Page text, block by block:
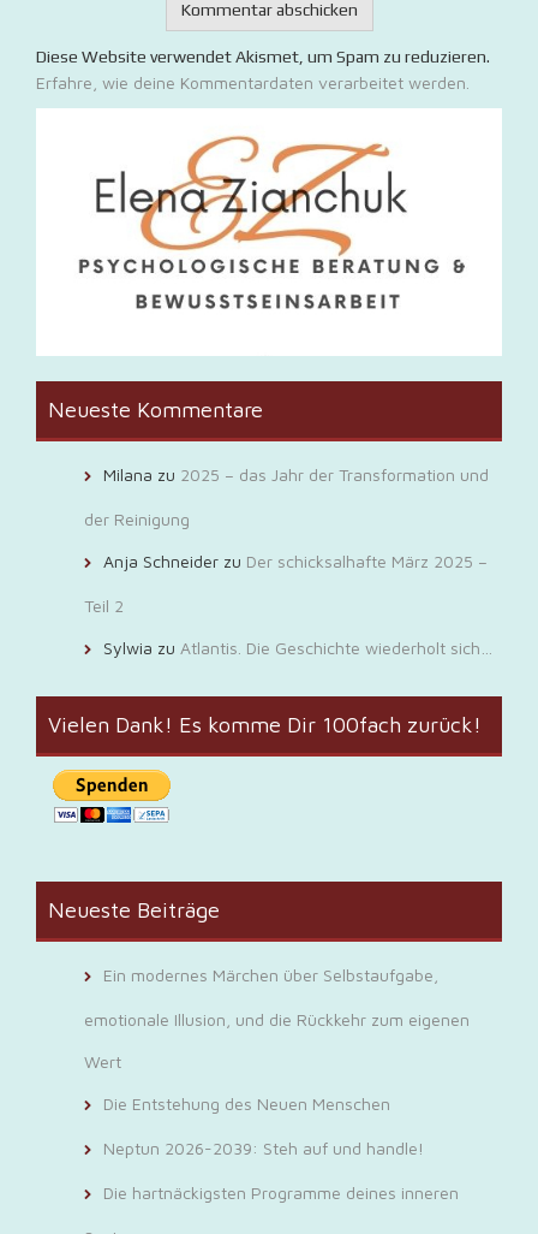
Diese Website verwendet Akismet, um Spam zu reduzieren.
Erfahre, wie deine Kommentardaten verarbeitet werden.
Neueste Kommentare
Milana zu 2025 – das Jahr der Transformation und
der Reinigung
Anja Schneider zu Der schicksalhafte März 2025 –
Teil 2
Sylwia zu Atlantis. Die Geschichte wiederholt sich…
Vielen Dank! Es komme Dir 100fach zurück!
Neueste Beiträge
Ein modernes Märchen über Selbstaufgabe,
emotionale Illusion, und die Rückkehr zum eigenen
Wert
Die Entstehung des Neuen Menschen
Neptun 2026-2039: Steh auf und handle!
Die hartnäckigsten Programme deines inneren